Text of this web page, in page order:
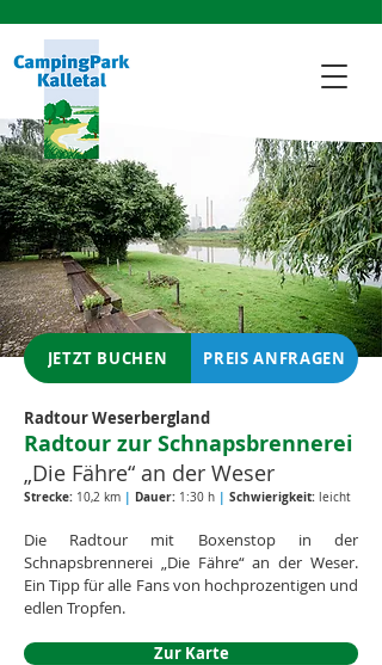
JETZT BUCHEN PREIS ANFRAGEN
Radtour Weserbergland
Radtour zur Schnapsbrennerei
„Die Fähre“ an der Weser
Strecke: 10,2 km | Dauer: 1:30 h | Schwierigkeit: leicht
Die Radtour mit Boxenstop in der
Schnapsbrennerei „Die Fähre“ an der Weser.
Ein Tipp für alle Fans von hochprozentigen und
edlen Tropfen.
Zur Karte